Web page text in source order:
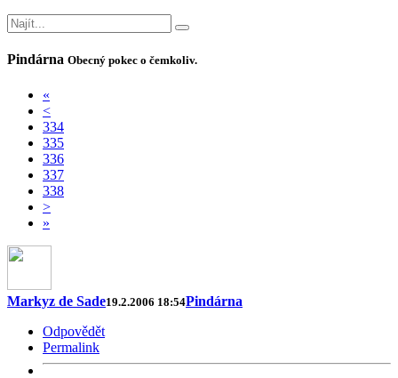
Pindárna Obecný pokec o čemkoliv.
«
<
334
335
336
337
338
>
»
Markyz de Sade19.2.2006 18:54Pindárna
Odpovědět
Permalink